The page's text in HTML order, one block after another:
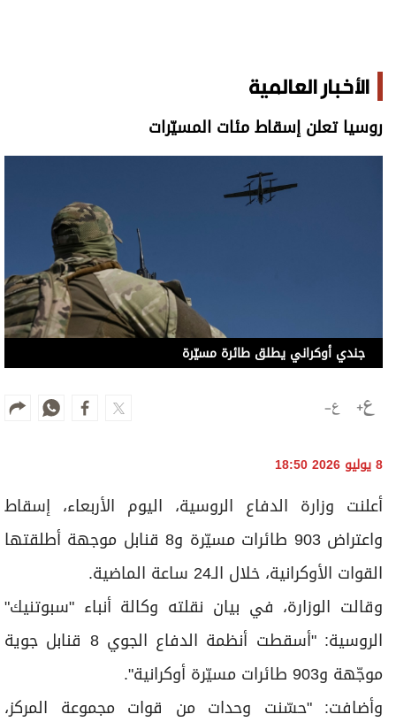
الأخبار العالمية
روسيا تعلن إسقاط مئات المسيّرات
جندي أوكراني يطلق طائرة مسيّرة
8 يوليو 2026 18:50
أعلنت وزارة الدفاع الروسية، اليوم الأربعاء، إسقاط
واعتراض 903 طائرات مسيّرة و8 قنابل موجهة أطلقتها
القوات الأوكرانية، خلال الـ24 ساعة الماضية.
وقالت الوزارة، في بيان نقلته وكالة أنباء "سبوتنيك"
الروسية: "أسقطت أنظمة الدفاع الجوي 8 قنابل جوية
موجّهة و903 طائرات مسيّرة أوكرانية".
وأضافت: "حسّنت وحدات من قوات مجموعة المركز،